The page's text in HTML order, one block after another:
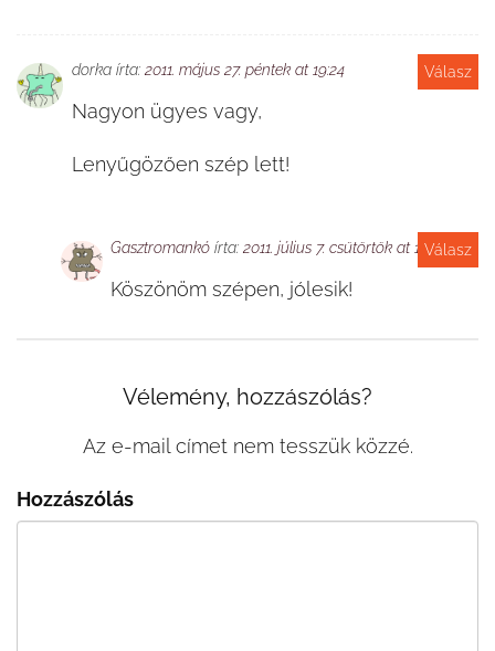
dorka írta: 2011. május 27. péntek at 19:24
Nagyon ügyes vagy,
Lenyűgözően szép lett!
Válasz
Gasztromankó írta: 2011. július 7. csütörtök at 13:26
Köszönöm szépen, jólesik!
Válasz
Vélemény, hozzászólás?
Az e-mail címet nem tesszük közzé.
Hozzászólás